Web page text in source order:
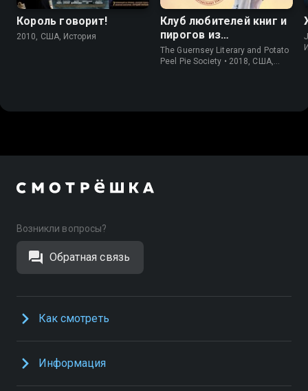
Король говорит!
2010, США, История
Клуб любителей книг и
пирогов из
картофельных
очистков
The Guernsey Literary and Potato
Peel Pie Society • 2018, США,
Возникли вопросы?
Обратная связь
Как смотреть
Информация